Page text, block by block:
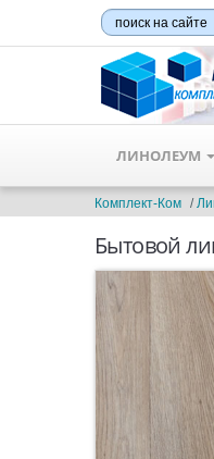
ЛИНОЛЕУМ
Комплект-Ком
Бытовой